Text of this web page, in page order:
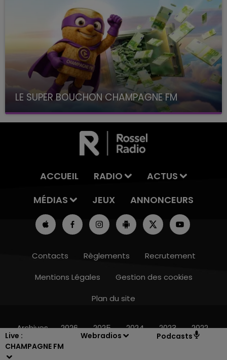
Live :
CHAMPAGNE FM
Webradios Podcasts
10h00 - 14h00
LE SUPER BOUCHON CHAMPAGNE FM
avec La Famille Champagne FM, à 8H10
ACCUEIL RADIO
ACTUS
MÉDIAS
JEUX ANNONCEURS
Contacts Règlements
Recrutement
Mentions Légales
Gestion des cookies
Plan du site
Archives 2026 2025 2024 2023 2022